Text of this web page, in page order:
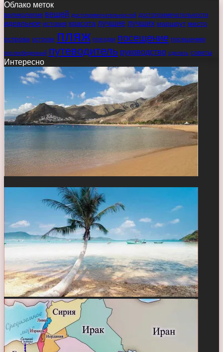
Облако меток
великолепие вещей достопримечательностей достопримечательности
идеальное история красота лучшие лучших маршрут место
острова острове пляж поездки посещение посещению
послеобеденный путеводитель руководство сделать советы
Интересно